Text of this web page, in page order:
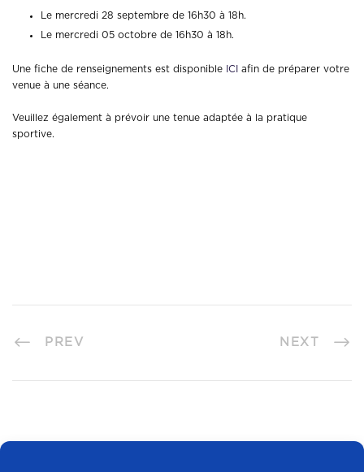
Le mercredi 28 septembre de 16h30 à 18h.
Le mercredi 05 octobre de 16h30 à 18h.
Une fiche de renseignements est disponible ICI afin de préparer votre
venue à une séance.
Veuillez également à prévoir une tenue adaptée à la pratique
sportive.
PREV NEXT